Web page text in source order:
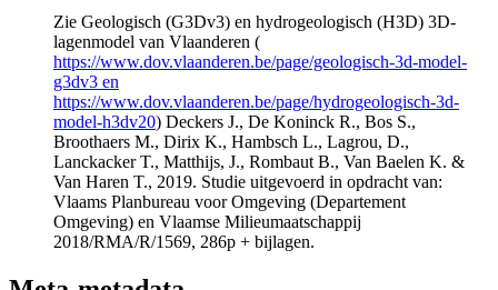
Zie Geologisch (G3Dv3) en hydrogeologisch (H3D) 3D-
lagenmodel van Vlaanderen (
https://www.dov.vlaanderen.be/page/geologisch-3d-model-
g3dv3 en
https://www.dov.vlaanderen.be/page/hydrogeologisch-3d-
model-h3dv20) Deckers J., De Koninck R., Bos S.,
Broothaers M., Dirix K., Hambsch L., Lagrou, D.,
Lanckacker T., Matthijs, J., Rombaut B., Van Baelen K. &
Van Haren T., 2019. Studie uitgevoerd in opdracht van:
Vlaams Planbureau voor Omgeving (Departement
Omgeving) en Vlaamse Milieumaatschappij
2018/RMA/R/1569, 286p + bijlagen.